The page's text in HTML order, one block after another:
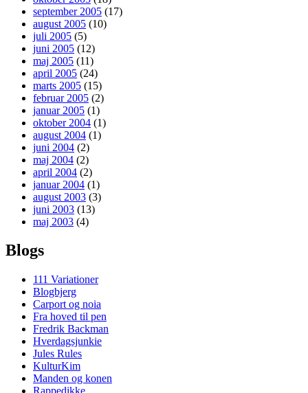
september 2005 (17)
august 2005 (10)
juli 2005 (5)
juni 2005 (12)
maj 2005 (11)
april 2005 (24)
marts 2005 (15)
februar 2005 (2)
januar 2005 (1)
oktober 2004 (1)
august 2004 (1)
juni 2004 (2)
maj 2004 (2)
april 2004 (2)
januar 2004 (1)
august 2003 (3)
juni 2003 (13)
maj 2003 (4)
Blogs
111 Variationer
Blogbjerg
Carport og noia
Fra hoved til pen
Fredrik Backman
Hverdagsjunkie
Jules Rules
KulturKim
Manden og konen